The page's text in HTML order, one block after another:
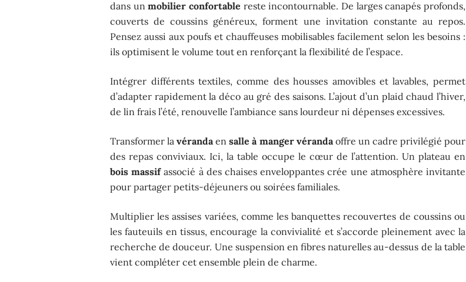
dans unmobilier confortable reste incontournable. De larges canapés profonds,
couverts de coussins généreux, forment une invitation constante au repos.
Pensez aussi aux poufs et chauffeuses mobilisables facilement selon les besoins :
ils optimisent le volume tout en renforçant la flexibilité de l’espace.
Intégrer différents textiles, comme des housses amovibles et lavables, permet
d’adapter rapidement la déco au gré des saisons. L’ajout d’un plaid chaud l’hiver,
de lin frais l’été, renouvelle l’ambiance sans lourdeur ni dépenses excessives.
Transformer lavéranda ensalle à manger vérandaoffre un cadre privilégié pour
des repas conviviaux. Ici, la table occupe le cœur de l’attention. Un plateau en
bois massifassocié à des chaises enveloppantes crée une atmosphère invitante
pour partager petits-déjeuners ou soirées familiales.
Multiplier les assises variées, comme les banquettes recouvertes de coussins ou
les fauteuils en tissus, encourage la convivialité et s’accorde pleinement avec la
recherche de douceur. Une suspension en fibres naturelles au-dessus de la table
vient compléter cet ensemble plein de charme.